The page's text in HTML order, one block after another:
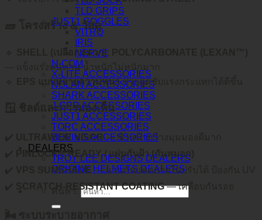
TLD GRIPS
JUST1 GOGGLES
VITRO
IRIS
NERVE
N-COM
X-LITE ACCESSORIES
NOLAN ACCESSORIES
SHARK ACCESSORIES
J-GPR ACCESSORIES
JUST1 ACCESSORIES
TORC ACCESSORIES
BERING ACCESSORIES
DEALERS
TROY LEE DESIGNS DEALERS
ORIGINE HELMETS DEALERS
🧱 โครงสร้าง & วัสดุ
SHELL (เปลือกหมวก): POLYCARBONATE (LEXAN™)
— แข็งแรงทนทาน น้ำหนักไม่หนักมาก
EPS แบบหลายความหนาช่วยดูดซับแรงกระแทกได้ดีขึ้น
🪟 ชิลด์และการมองเห็น
ULTRAWIDE VISOR— ชิวหน้ากว้างมุมมองดีมาก
PINLOCK® READY / แผ่นกันฝ้า (กันหมอก)
VPS SUNSHADE — แว่นกันแดดภายในปรับได้ ป้องกัน UV
SCRATCH-RESISTANT COATING— เคลือบกันรอย